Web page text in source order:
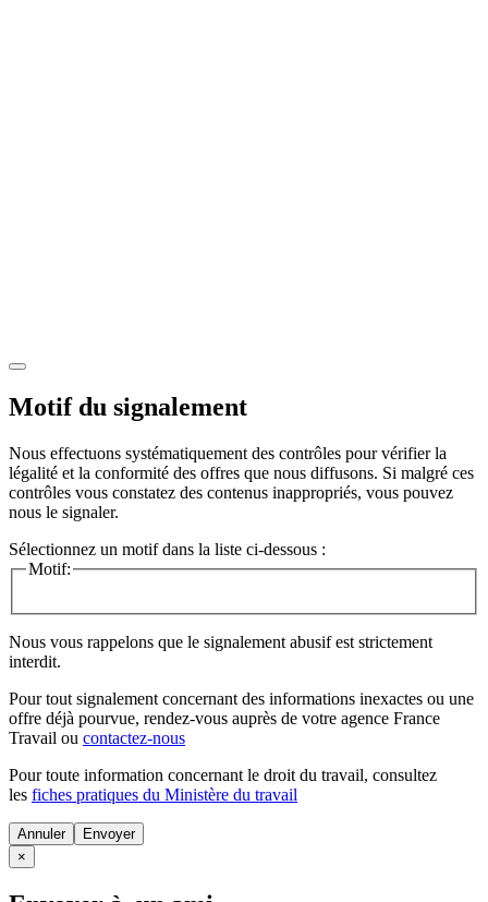
Motif du signalement
Nous effectuons systématiquement des contrôles pour vérifier la
légalité et la conformité des offres que nous diffusons. Si malgré ces
contrôles vous constatez des contenus inappropriés, vous pouvez
nous le signaler.
Sélectionnez un motif dans la liste ci-dessous :
Motif:
Nous vous rappelons que le signalement abusif est strictement
interdit.
Pour tout signalement concernant des informations inexactes ou une
offre déjà pourvue, rendez-vous auprès de votre agence France
Travail ou contactez-nous
Pour toute information concernant le droit du travail, consultez
les fiches pratiques du Ministère du travail
Annuler
×